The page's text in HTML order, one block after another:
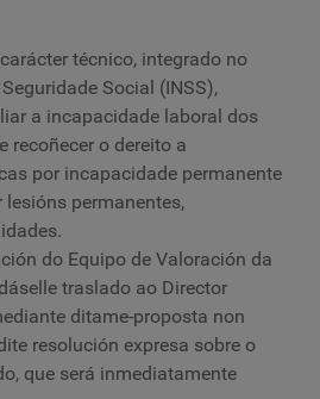
técnico, integrado no
Social (INSS),
a incapacidade laboral dos
recoñecer o dereito a
por incapacidade permanente
permanentes,
do Equipo de Valoración da
traslado ao Director
ditame-proposta non
resolución expresa sobre o
que será inmediatamente